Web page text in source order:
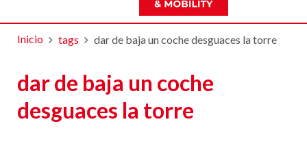
Inicio tags dar de baja un coche desguaces la torre
dar de baja un coche
desguaces la torre